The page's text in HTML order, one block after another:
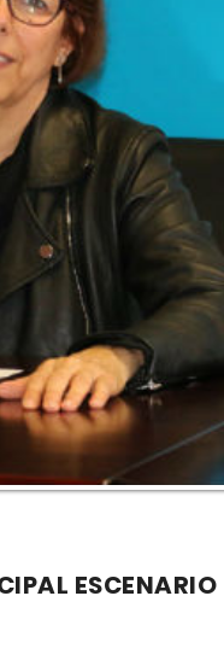
ESCENARIO